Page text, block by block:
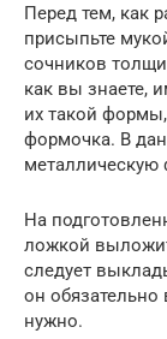
Перед тем, как
присыпьте
сочников
как вы знаете,
их такой
формочка. В
металлическую
На
ложкой
следует
он обязательно
нужно.